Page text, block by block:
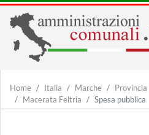
Home Italia Marche
Macerata Feltria
Spesa pubblica